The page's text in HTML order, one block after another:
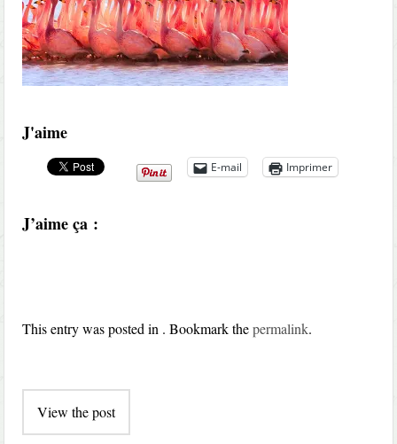
J'aime
E-mail Imprimer
J’aime ça :
This entry was posted in . Bookmark thepermalink.
navigation
View the post